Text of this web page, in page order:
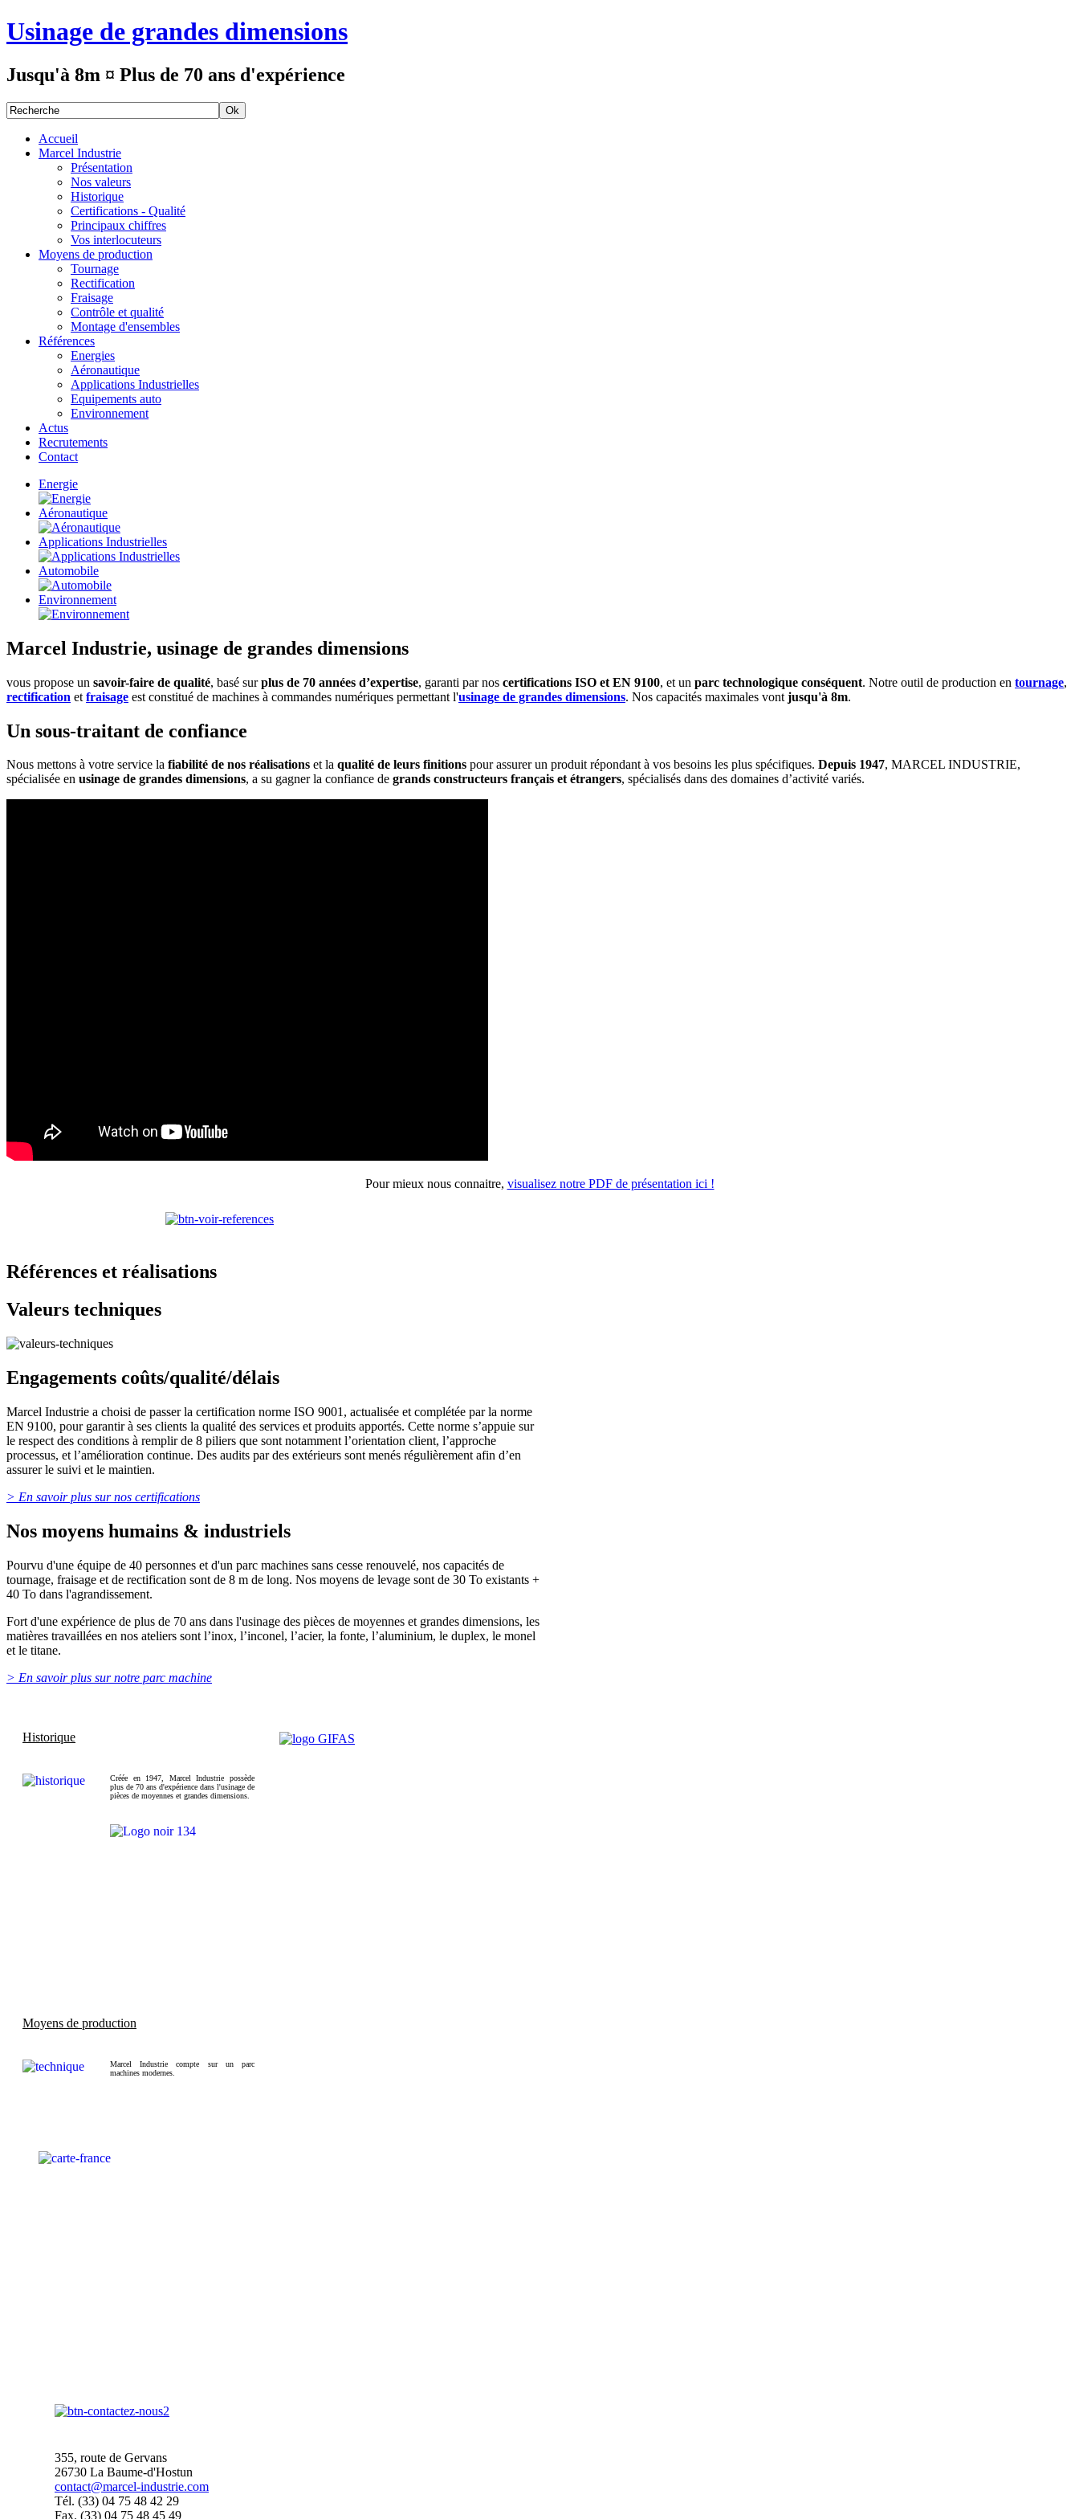
Usinage de grandes dimensions
Jusqu'à 8m ¤ Plus de 70 ans d'expérience
Accueil
Marcel Industrie
Présentation
Nos valeurs
Historique
Certifications - Qualité
Principaux chiffres
Vos interlocuteurs
Moyens de production
Tournage
Rectification
Fraisage
Contrôle et qualité
Montage d'ensembles
Références
Energies
Aéronautique
Applications Industrielles
Equipements auto
Environnement
Actus
Recrutements
Contact
Energie
Aéronautique
Applications Industrielles
Automobile
Environnement
Marcel Industrie, usinage de grandes dimensions
vous propose un savoir-faire de qualité, basé surplus de 70 années d’expertise, garanti par nos certifications ISO et EN 9100, et un parc technologique conséquent. Notre outil de production en tournage,
rectification et fraisage est constitué de machines à commandes numériques permettant l'usinage de grandes dimensions. Nos capacités maximales vont jusqu'à 8m.
Un sous-traitant de confiance
Nous mettons à votre service la fiabilité de nos réalisations et la qualité de leurs finitions pour assurer un produit répondant à vos besoins les plus spécifiques. Depuis 1947, MARCEL INDUSTRIE,
spécialisée en usinage de grandes dimensions, a su gagner la confiance de grands constructeurs français et étrangers, spécialisés dans des domaines d’activité variés.
Pour mieux nous connaitre, visualisez notre PDF de présentation ici !
Références et réalisations
Valeurs techniques
Engagements coûts/qualité/délais
Marcel Industrie a choisi de passer la certification norme ISO 9001, actualisée et complétée par la norme
EN 9100, pour garantir à ses clients la qualité des services et produits apportés. Cette norme s’appuie sur
le respect des conditions à remplir de 8 piliers que sont notamment l’orientation client, l’approche
processus, et l’amélioration continue. Des audits par des extérieurs sont menés régulièrement afin d’en
assurer le suivi et le maintien.
> En savoir plus sur nos certifications
Nos moyens humains & industriels
Pourvu d'une équipe de 40 personnes et d'un parc machines sans cesse renouvelé, nos capacités de
tournage, fraisage et de rectification sont de 8 m de long. Nos moyens de levage sont de 30 To existants +
40 To dans l'agrandissement.
Fort d'une expérience de plus de 70 ans dans l'usinage des pièces de moyennes et grandes dimensions, les
matières travaillées en nos ateliers sont l’inox, l’inconel, l’acier, la fonte, l’aluminium, le duplex, le monel
et le titane.
> En savoir plus sur notre parc machine
Historique
Créée en 1947, Marcel Industrie possède
plus de 70 ans d'expérience dans l'usinage de
pièces de moyennes et grandes dimensions.
Moyens de production
Marcel Industrie compte sur un parc
machines modernes.
355, route de Gervans
26730 La Baume-d'Hostun
contact@marcel-industrie.com
Tél. (33) 04 75 48 42 29
Fax. (33) 04 75 48 45 49